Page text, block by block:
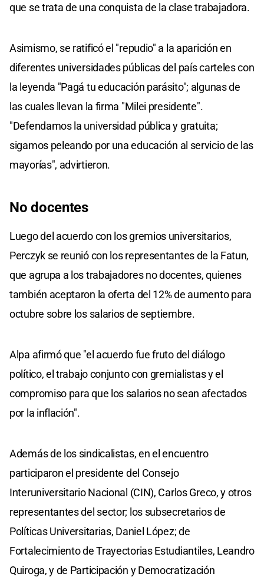
que se trata de una conquista de la clase trabajadora.
Asimismo, se ratificó el "repudio" a la aparición en
diferentes universidades públicas del país carteles con
la leyenda "Pagá tu educación parásito"; algunas de
las cuales llevan la firma "Milei presidente".
"Defendamos la universidad pública y gratuita;
sigamos peleando por una educación al servicio de las
mayorías", advirtieron.
No docentes
Luego del acuerdo con los gremios universitarios,
Perczyk se reunió con los representantes de la Fatun,
que agrupa a los trabajadores no docentes, quienes
también aceptaron la oferta del 12% de aumento para
octubre sobre los salarios de septiembre.
Alpa afirmó que "el acuerdo fue fruto del diálogo
político, el trabajo conjunto con gremialistas y el
compromiso para que los salarios no sean afectados
por la inflación".
Además de los sindicalistas, en el encuentro
participaron el presidente del Consejo
Interuniversitario Nacional (CIN), Carlos Greco, y otros
representantes del sector; los subsecretarios de
Políticas Universitarias, Daniel López; de
Fortalecimiento de Trayectorias Estudiantiles, Leandro
Quiroga, y de Participación y Democratización